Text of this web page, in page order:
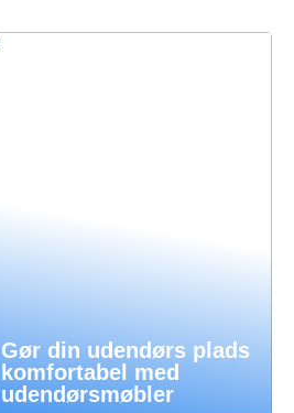
Gør din udendørs plads
komfortabel med
udendørsmøbler